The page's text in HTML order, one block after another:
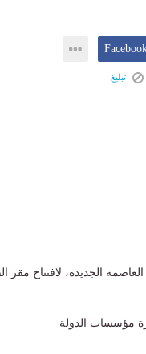
تبليغ
الجديدة، لافتتاح مقر
مؤسسات الدولة